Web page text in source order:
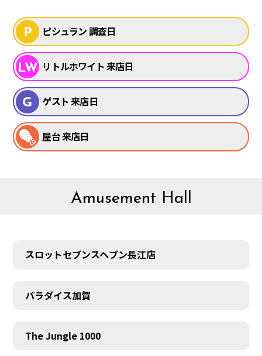
ピシュラン 調査日
リトルホワイト 来店日
ゲスト 来店日
屋台 来店日
Amusement Hall
スロットセブンスヘブン長江店
パラダイス加賀
The Jungle 1000